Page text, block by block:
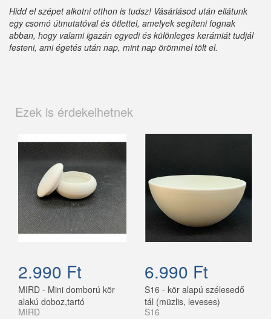
Hidd el szépet alkotni otthon is tudsz! Vásárlásod után ellátunk
egy csomó útmutatóval és ötlettel, amelyek segíteni fognak
abban, hogy valami igazán egyedi és különleges kerámiát tudjál
festeni, ami égetés után nap, mint nap örömmel tölt el.
Ezek is érdekelhetnek
2.990 Ft
MIRD - Mini domború kör
alakú doboz,tartó
MIRD
6.990 Ft
S16 - kör alapú szélesedő
tál (müzlis, leveses)
S16